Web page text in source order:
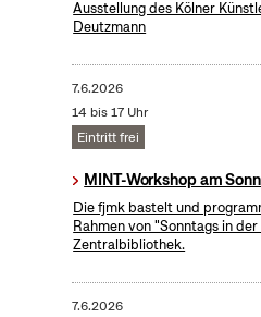
Ausstellung des Kölner
Deutzmann
7.6.2026
14 bis 17 Uhr
Eintritt frei
MINT-Workshop am
Die fjmk bastelt und
Rahmen von "Sonntags in
Zentralbibliothek.
7.6.2026